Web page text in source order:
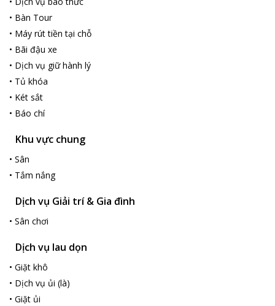
• Bàn Tour
• Máy rút tiền tại chỗ
• Bãi đậu xe
• Dịch vụ giữ hành lý
• Tủ khóa
• Két sắt
• Báo chí
Khu vực chung
• Sân
• Tắm nắng
Dịch vụ Giải trí & Gia đình
• Sân chơi
Dịch vụ lau dọn
• Giặt khô
• Dịch vụ ủi (là)
• Giặt ủi